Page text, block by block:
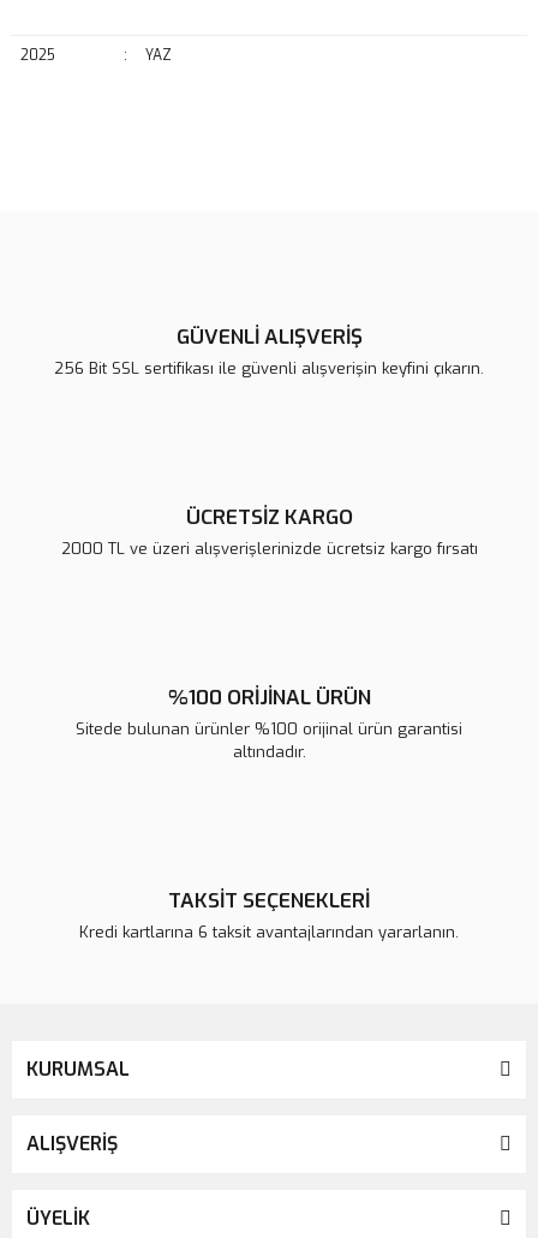
2025 : YAZ
Ürün açıklamasında eksik bilgiler bulunuyor.
GÜVENLİ ALIŞVERİŞ
256 Bit SSL sertifikası ile güvenli alışverişin keyfini çıkarın.
ÜCRETSİZ KARGO
2000 TL ve üzeri alışverişlerinizde ücretsiz kargo fırsatı
%100 ORİJİNAL ÜRÜN
Sitede bulunan ürünler %100 orijinal ürün garantisi
altındadır.
TAKSİT SEÇENEKLERİ
Kredi kartlarına 6 taksit avantajlarından yararlanın.
KURUMSAL
ALIŞVERİŞ
ÜYELİK